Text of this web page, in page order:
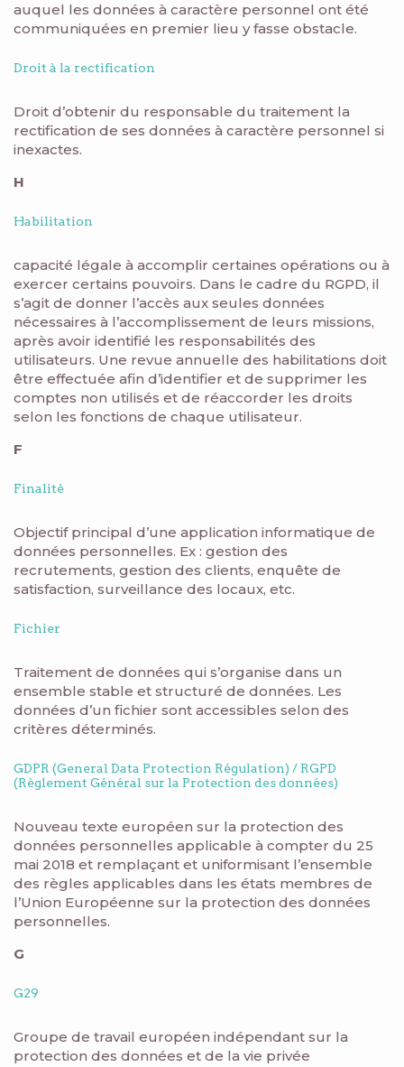
auquel les données à caractère personnel ont été
communiquées en premier lieu y fasse obstacle.
Droit à la rectification
Droit d’obtenir du responsable du traitement la
rectification de ses données à caractère personnel si
inexactes.
H
Habilitation
capacité légale à accomplir certaines opérations ou à
exercer certains pouvoirs. Dans le cadre du RGPD, il
s’agit de donner l’accès aux seules données
nécessaires à l’accomplissement de leurs missions,
après avoir identifié les responsabilités des
utilisateurs. Une revue annuelle des habilitations doit
être effectuée afin d’identifier et de supprimer les
comptes non utilisés et de réaccorder les droits
selon les fonctions de chaque utilisateur.
F
Finalité
Objectif principal d’une application informatique de
données personnelles. Ex : gestion des
recrutements, gestion des clients, enquête de
satisfaction, surveillance des locaux, etc.
Fichier
Traitement de données qui s’organise dans un
ensemble stable et structuré de données. Les
données d’un fichier sont accessibles selon des
critères déterminés.
GDPR (General Data Protection Régulation) / RGPD
(Règlement Général sur la Protection des données)
Nouveau texte européen sur la protection des
données personnelles applicable à compter du 25
mai 2018 et remplaçant et uniformisant l’ensemble
des règles applicables dans les états membres de
l’Union Européenne sur la protection des données
personnelles.
G
G29
Groupe de travail européen indépendant sur la
protection des données et de la vie privée